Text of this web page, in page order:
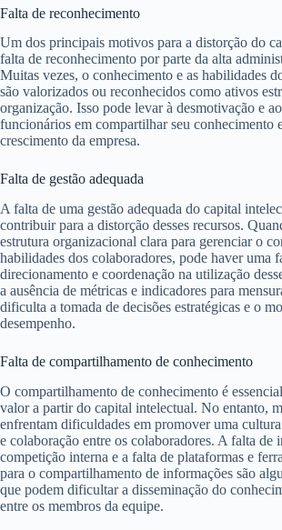
Falta de reconhecimento
Um dos principais motivos para a distorção do
falta de reconhecimento por parte da alta
Muitas vezes, o conhecimento e as habilidades
são valorizados ou reconhecidos como ativos
organização. Isso pode levar à desmotivação e
funcionários em compartilhar seu conhecimento
crescimento da empresa.
Falta de gestão adequada
A falta de uma gestão adequada do capital
contribuir para a distorção desses recursos.
estrutura organizacional clara para gerenciar o
habilidades dos colaboradores, pode haver uma
direcionamento e coordenação na utilização
a ausência de métricas e indicadores para
dificulta a tomada de decisões estratégicas e o
desempenho.
Falta de compartilhamento de conhecimento
O compartilhamento de conhecimento é
valor a partir do capital intelectual. No entanto,
enfrentam dificuldades em promover uma
e colaboração entre os colaboradores. A falta de
competição interna e a falta de plataformas e
para o compartilhamento de informações são
que podem dificultar a disseminação do
entre os membros da equipe.